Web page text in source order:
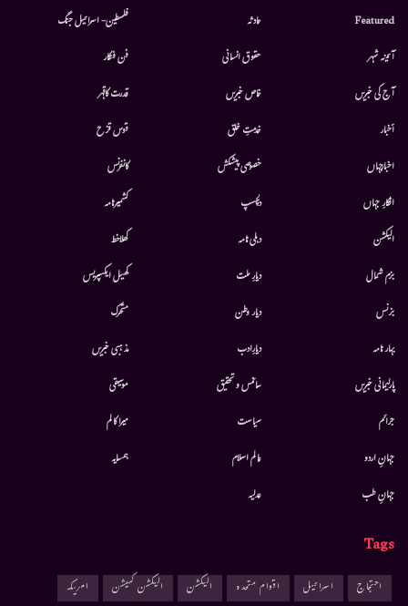
Featured
آئینہ شہر
آج کی خبریں
أخبار
اخبارجہاں
افکارِ جہاں
الیکشن
بزم شمال
بزنس
بہار نامہ
پارلیمانی خبریں
جرائم
جہانِ اردو
جہانِ طب
حادثہ
حقوق انسانی
خاص خبریں
خدمتِ خلق
خصوصی پیشکش
دلچسپ
دہلی نامہ
دیارِ ملت
دیار وطن
دیارِادب
سائنس و تحقیق
سیاست
عالم اسلام
عدلیہ
فلسطین- اسرائیل جنگ
فن فنکار
قدرت کاقہر
قوس قزح
کانفرنس
کشمیرنامہ
کھلاخط
کھیل ایکسپریس
متحرك
مذہبی خبریں
موسيقى
میرا کالم
ہمسایہ
Tags
احتجاج اسرائیل اقوام متحدہ الیکشن الیکشن کمیشن
امریکہ